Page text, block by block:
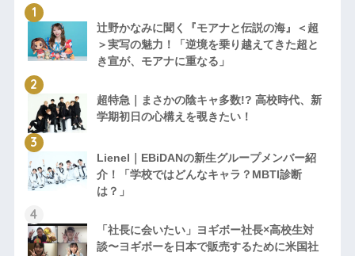
辻野かなみに聞く『モアナと伝説の海』＜超
＞実写の魅力！「逆境を乗り越えてきた超と
き宣が、モアナに重なる」
超特急｜まさかの陰キャ多数!? 高校時代、新
学期初日の心構えを覗きたい！
Lienel｜EBiDANの新生グループメンバー紹
介！「学校ではどんなキャラ？MBTI診断
は？」
「社長に会いたい」ヨギボー社長×高校生対
談〜ヨギボーを日本で販売するために米国社